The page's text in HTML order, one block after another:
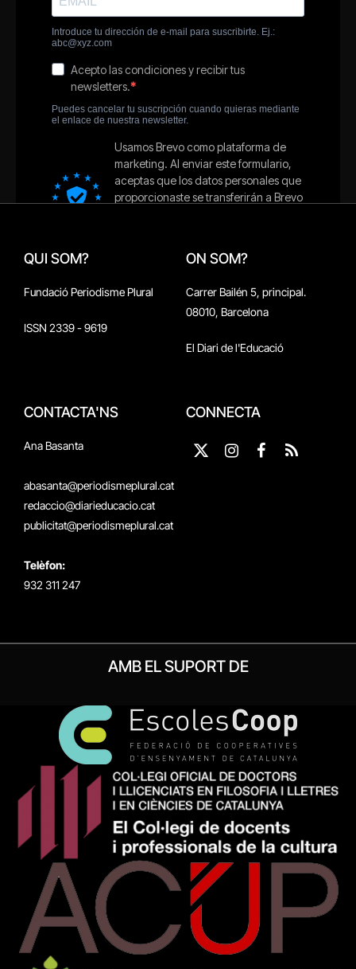
QUI SOM?
Fundació Periodisme Plural
ISSN 2339 - 9619
ON SOM?
Carrer Bailén 5, principal.
08010, Barcelona
El Diari de l'Educació
CONTACTA'NS
Ana Basanta
abasanta@periodismeplural.cat
redaccio@diarieducacio.cat
publicitat@periodismeplural.cat
Telèfon:
932 311 247
CONNECTA
X
Instagram
Facebook
RSS
AMB EL SUPORT DE